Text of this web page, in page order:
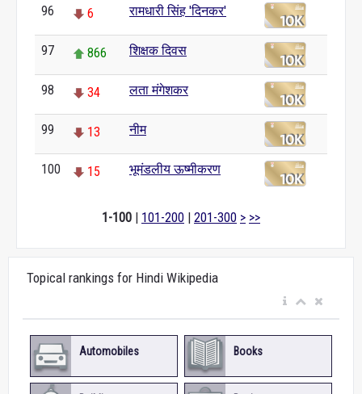
96 6 रामधारी सिंह 'दिनकर'
97 866 शिक्षक दिवस
98 34 लता मंगेशकर
99 13 नीम
100 15 भूमंडलीय ऊष्मीकरण
1-100 | 101-200 | 201-300 > >>
Topical rankings for Hindi Wikipedia
Automobiles Books